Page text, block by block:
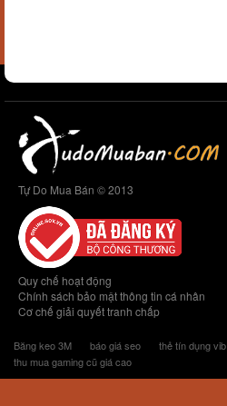
Tự Do Mua Bán © 2013
Quy chế hoạt động
Chính sách bảo mật thông tin cá nhân
Cơ chế giải quyết tranh chấp
Băng keo 3M báo giá seo thẻ tín dụng vib
thu mua gaming cũ giá cao